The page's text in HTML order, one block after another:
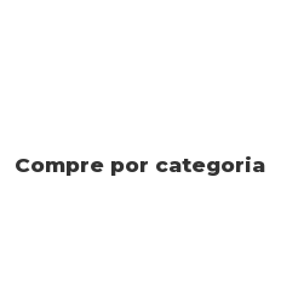
Compre por categoria